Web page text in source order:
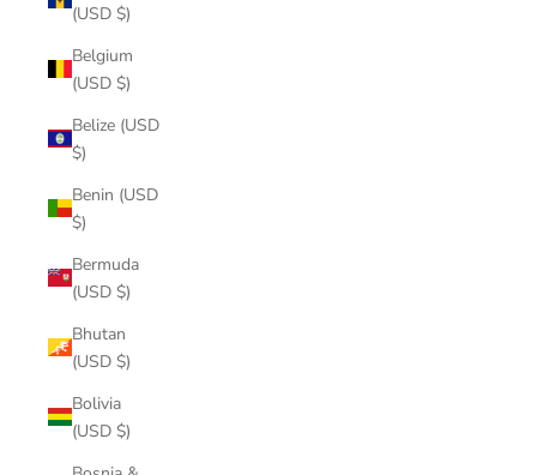
(USD $)
Belgium
(USD $)
Belize (USD
$)
Benin (USD
$)
Bermuda
(USD $)
Bhutan
(USD $)
Bolivia
(USD $)